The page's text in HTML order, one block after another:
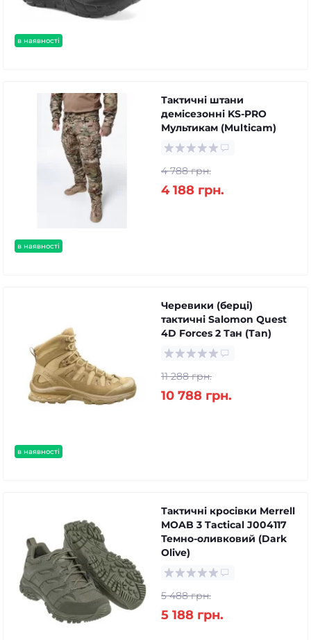
в наявності
в наявності
Тактичні штани
демісезонні KS-PRO
Мультикам (Multicam)
4 788 грн.
4 188 грн.
в наявності
Черевики (берці)
тактичні Salomon Quest
4D Forces 2 Тан (Tan)
11 288 грн.
10 788 грн.
Тактичні кросівки Merrell
MOAB 3 Tactical J004117
Темно-оливковий (Dark
Olive)
5 488 грн.
5 188 грн.